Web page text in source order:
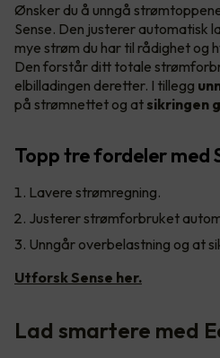
Ønsker du å unngå
Sense. Den justerer automatisk
mye strøm du har til rådighet og
Den forstår ditt totale
elbilladingen deretter. I tillegg
på strømnettet og at sikringen
Topp tre fordeler med
Lavere strømregning.
Justerer strømforbruket
Unngår overbelastning og at
Utforsk Sense her.
Lad smartere med